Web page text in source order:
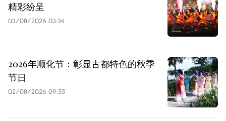
精彩纷呈
03/08/2026 03:34
2026年顺化节：彰显古都特色的秋季
节日
02/08/2026 09:55